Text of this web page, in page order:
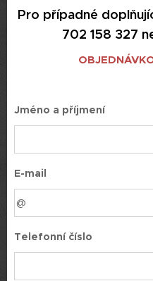
Pro případné
702 158 327
Jméno a příjmení
E-mail
Telefonní číslo